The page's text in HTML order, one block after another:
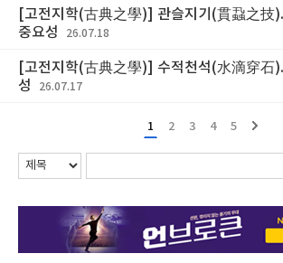
[고전지학(古典之學)] 관슬지기(貫蝨之技
중요성
26.07.18
[고전지학(古典之學)] 수적천석(水滴穿石
성
26.07.17
1 2 3 4 5